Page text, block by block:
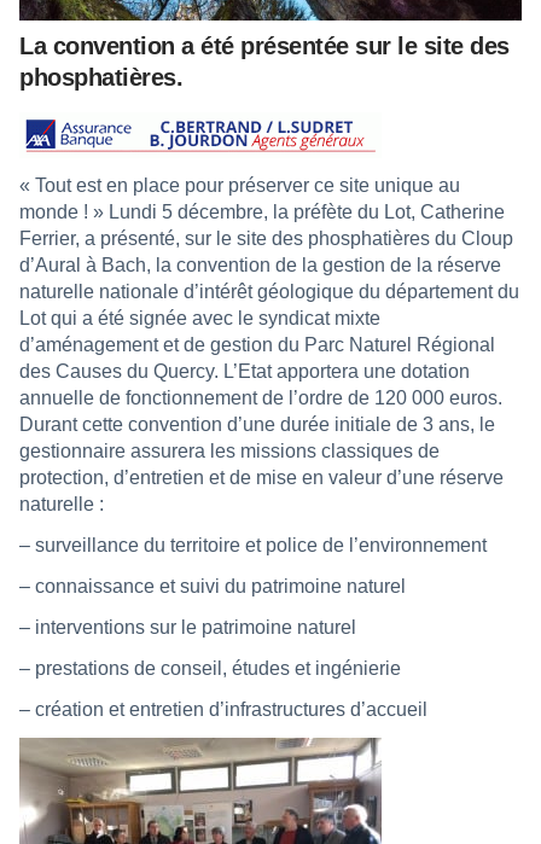
La convention a été présentée sur le site des
phosphatières.
« Tout est en place pour préserver ce site unique au
monde ! » Lundi 5 décembre, la préfète du Lot, Catherine
Ferrier, a présenté, sur le site des phosphatières du Cloup
d’Aural à Bach, la convention de la gestion de la réserve
naturelle nationale d’intérêt géologique du département du
Lot qui a été signée avec le syndicat mixte
d’aménagement et de gestion du Parc Naturel Régional
des Causes du Quercy. L’Etat apportera une dotation
annuelle de fonctionnement de l’ordre de 120 000 euros.
Durant cette convention d’une durée initiale de 3 ans, le
gestionnaire assurera les missions classiques de
protection, d’entretien et de mise en valeur d’une réserve
naturelle :
– surveillance du territoire et police de l’environnement
– connaissance et suivi du patrimoine naturel
– interventions sur le patrimoine naturel
– prestations de conseil, études et ingénierie
– création et entretien d’infrastructures d’accueil